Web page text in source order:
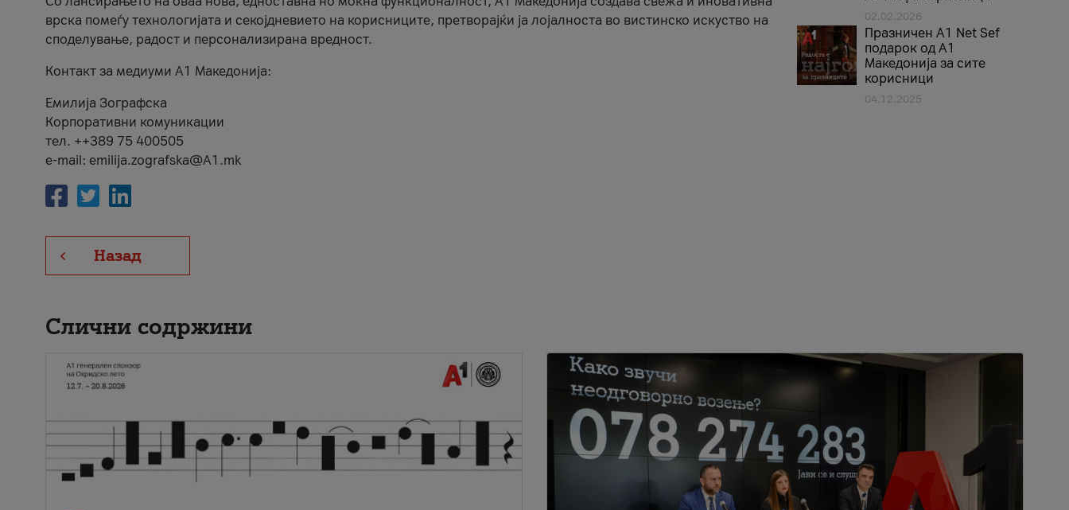
врска помеѓу технологијата и секојдневието на корисниците, претворајќи ја лојалноста во вистинско искуство на
споделување, радост и персонализирана вредност.
Контакт за медиуми А1 Македонија:
Емилија Зографска
Корпоративни комуникации
тел. ++389 75 400505
e-mail: emilija.zografska@A1.mk
Назад
02.02.2026
Празничен A1 Net Sеf
подарок од А1
Македонија за сите
корисници
04.12.2025
Слични содржини